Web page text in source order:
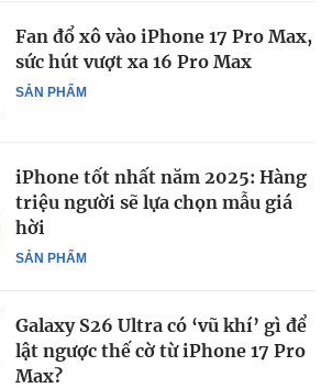
SẢN PHẨM
Fan đổ xô vào iPhone 17 Pro Max,
sức hút vượt xa 16 Pro Max
SẢN PHẨM
iPhone tốt nhất năm 2025: Hàng
triệu người sẽ lựa chọn mẫu giá
hời
Galaxy S26 Ultra có ‘vũ khí’ gì để
lật ngược thế cờ từ iPhone 17 Pro
Max?